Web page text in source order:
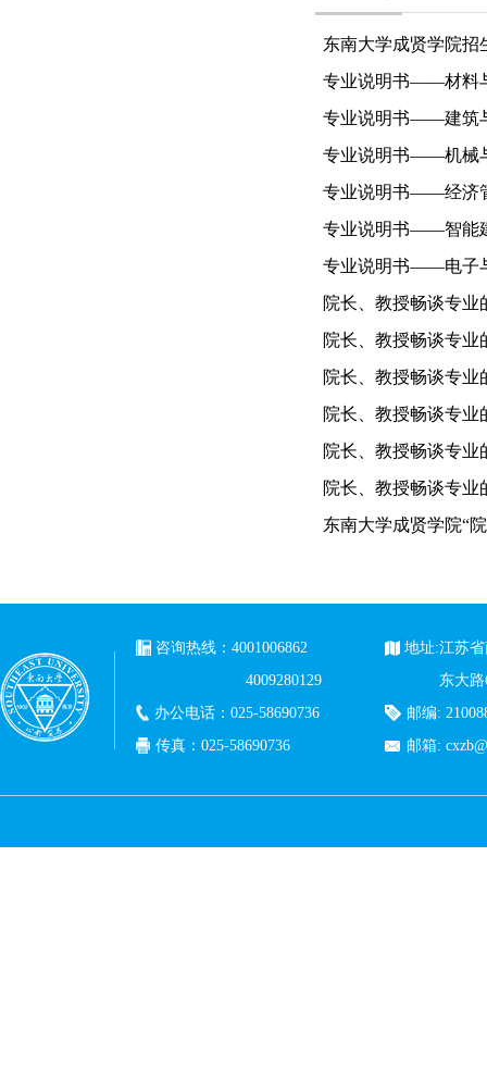
东南大学成贤学院
专业说明书——材料
专业说明书——建筑
专业说明书——机械
专业说明书——经济
专业说明书——智能
专业说明书——电子
院长、教授畅谈专
院长、教授畅谈专
院长、教授畅谈专
院长、教授畅谈专
院长、教授畅谈专
院长、教授畅谈专
东南大学成贤学院“
咨询热线：4001006862
4009280129
办公电话：025-58690736
传真：025-58690736
地址:江苏
东大
邮编:
邮箱: